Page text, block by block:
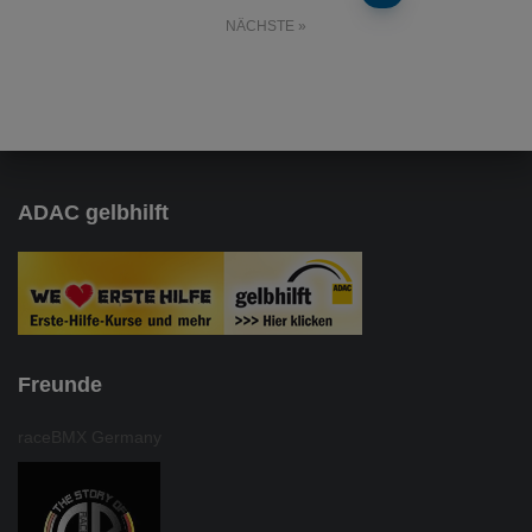
NÄCHSTE
ADAC gelbhilft
Freunde